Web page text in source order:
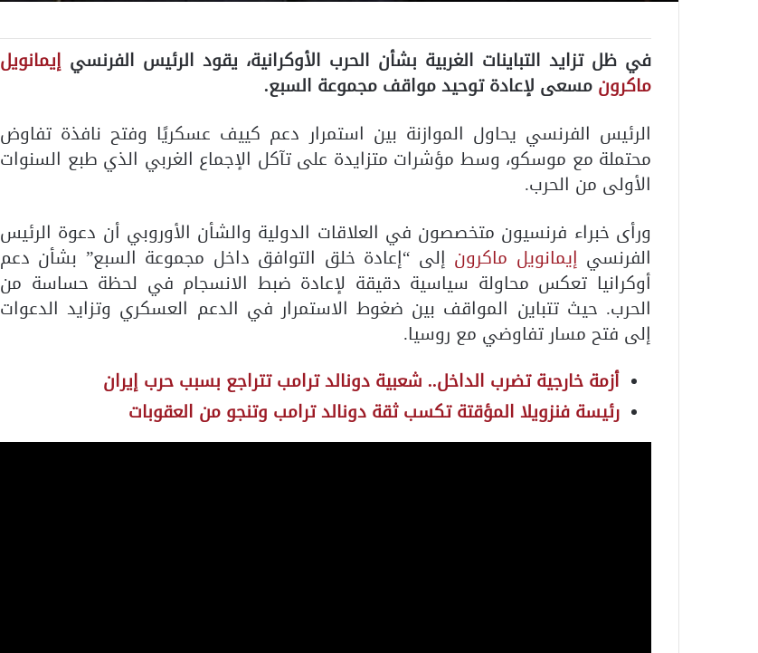
في ظل تزايد التباينات الغربية بشأن الحرب الأوكرانية، يقود الرئيس الفرنسي إيمانويل
ماكرون مسعى لإعادة توحيد مواقف مجموعة السبع.
الرئيس الفرنسي يحاول الموازنة بين استمرار دعم كييف عسكريًا وفتح نافذة تفاوض
محتملة مع موسكو، وسط مؤشرات متزايدة على تآكل الإجماع الغربي الذي طبع السنوات
الأولى من الحرب.
ورأى خبراء فرنسيون متخصصون في العلاقات الدولية والشأن الأوروبي أن دعوة الرئيس
الفرنسي إيمانويل ماكرون إلى “إعادة خلق التوافق داخل مجموعة السبع” بشأن دعم
أوكرانيا تعكس محاولة سياسية دقيقة لإعادة ضبط الانسجام في لحظة حساسة من
الحرب. حيث تتباين المواقف بين ضغوط الاستمرار في الدعم العسكري وتزايد الدعوات
إلى فتح مسار تفاوضي مع روسيا.
أزمة خارجية تضرب الداخل.. شعبية دونالد ترامب تتراجع بسبب حرب إيران
رئيسة فنزويلا المؤقتة تكسب ثقة دونالد ترامب وتنجو من العقوبات